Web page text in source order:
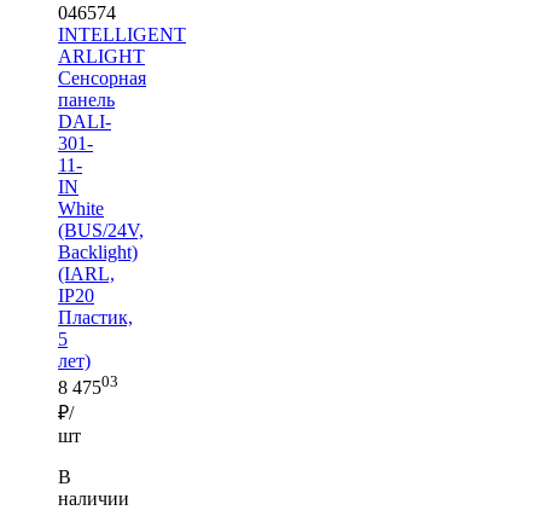
046574
INTELLIGENT
ARLIGHT
Сенсорная
панель
DALI-
301-
11-
IN
White
(BUS/24V,
Backlight)
(IARL,
IP20
Пластик,
5
лет)
8 47503
₽/
шт
В
наличии